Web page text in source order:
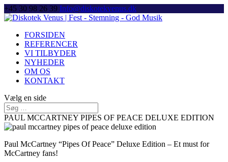
+45 30 98 26 39 Info@diskotekvenus.dk
FORSIDEN
REFERENCER
VI TILBYDER
NYHEDER
OM OS
KONTAKT
Vælg en side
PAUL MCCARTNEY PIPES OF PEACE DELUXE EDITION
Paul McCartney “Pipes Of Peace” Deluxe Edition – Et must for
McCartney fans!